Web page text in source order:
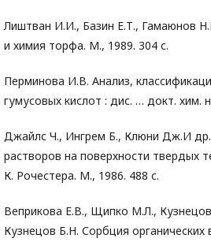
Лиштван И.И., Базин Е.Т., Гамаюнов
и химия торфа. М., 1989. 304 с.
Перминова И.В. Анализ,
гумусовых кислот : дис. … докт. хим.
Джайлс Ч., Ингрем Б., Клюни Дж.И
растворов на поверхности твердых
К. Рочестера. М., 1986. 488 с.
Веприкова Е.В., Щипко М.Л.,
Кузнецов Б.Н. Сорбция